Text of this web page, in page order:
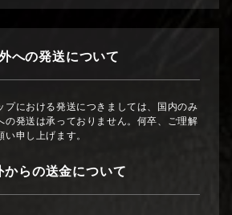
への発送について
プにおける発送につきましては、国内のみ
の発送は承っておりません。何卒、ご理解
申し上げます。
からの送金について